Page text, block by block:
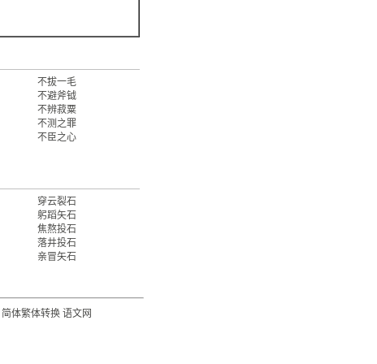
不拔一毛
不避斧钺
不辨菽粟
不测之罪
不臣之心
穿云裂石
躬蹈矢石
焦熬投石
落井投石
亲冒矢石
简体繁体转换 语文网